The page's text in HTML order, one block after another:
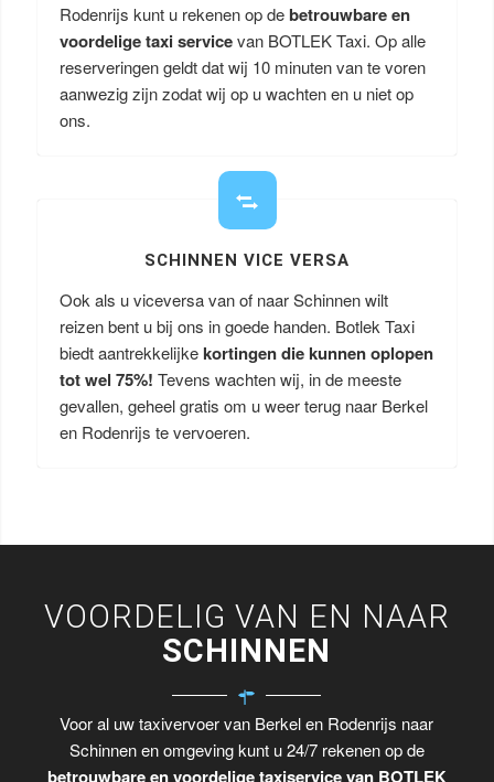
Rodenrijs kunt u rekenen op debetrouwbare en
voordelige taxi servicevan BOTLEK Taxi. Op alle
reserveringen geldt dat wij 10 minuten van te voren
aanwezig zijn zodat wij op u wachten en u niet op
ons.
SCHINNEN VICE VERSA
Ook als u viceversa van of naar Schinnen wilt
reizen bent u bij ons in goede handen. Botlek Taxi
biedt aantrekkelijkekortingen die kunnen oplopen
tot wel 75%! Tevens wachten wij, in de meeste
gevallen, geheel gratis om u weer terug naar Berkel
en Rodenrijs te vervoeren.
VOORDELIG VAN EN NAAR
SCHINNEN
Voor al uw taxivervoer van Berkel en Rodenrijs naar
Schinnen en omgeving kunt u 24/7 rekenen op de
betrouwbare en voordelige taxiservice van BOTLEK